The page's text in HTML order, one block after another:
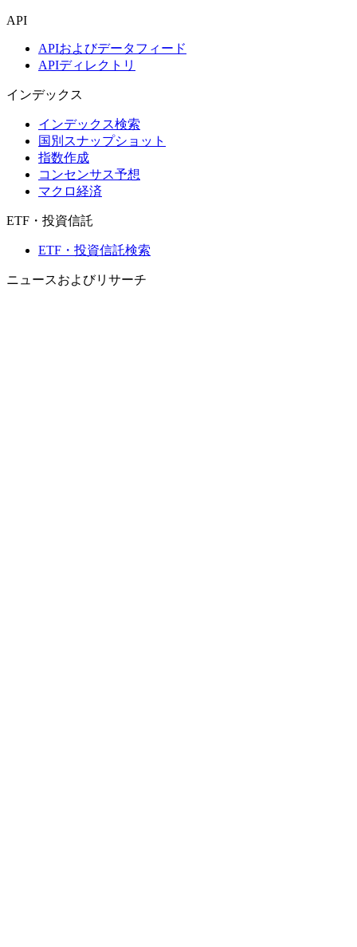
API
APIおよびデータフィード
APIディレクトリ
インデックス
インデックス検索
国別スナップショット
指数作成
コンセンサス予想
マクロ経済
ETF・投資信託
ETF・投資信託検索
ニュースおよびリサーチ